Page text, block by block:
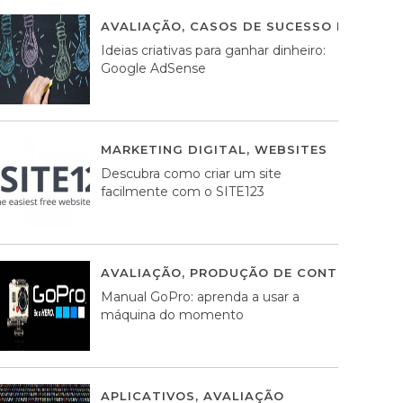
AVALIAÇÃO, CASOS DE SUCESSO DE
Ideias criativas para ganhar dinheiro:
Google AdSense
MARKETING DIGITAL, WEBSITES
Descubra como criar um site
facilmente com o SITE123
AVALIAÇÃO, PRODUÇÃO DE CONTEÚDOS
Manual GoPro: aprenda a usar a
máquina do momento
APLICATIVOS, AVALIAÇÃO